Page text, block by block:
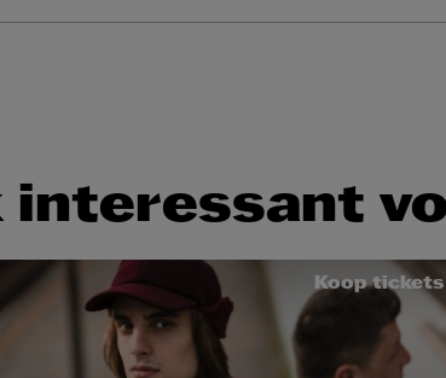
interessant
Koop tickets